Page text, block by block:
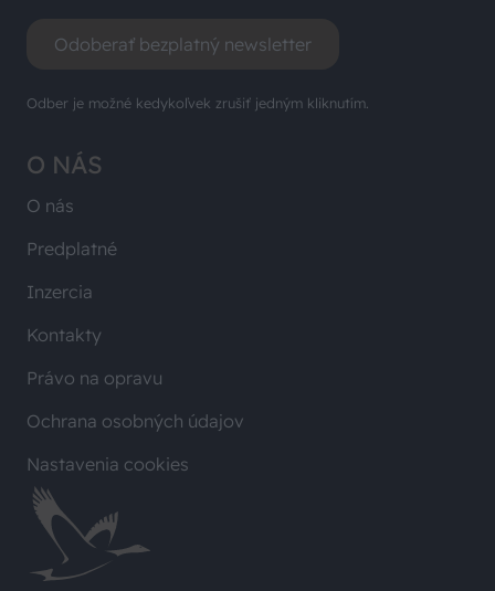
O NÁS
O nás
Predplatné
Inzercia
Kontakty
Právo na opravu
Ochrana osobných údajov
Nastavenia cookies
Odoberať bezplatný newsletter
Odber je možné kedykoľvek zrušiť jedným kliknutím.